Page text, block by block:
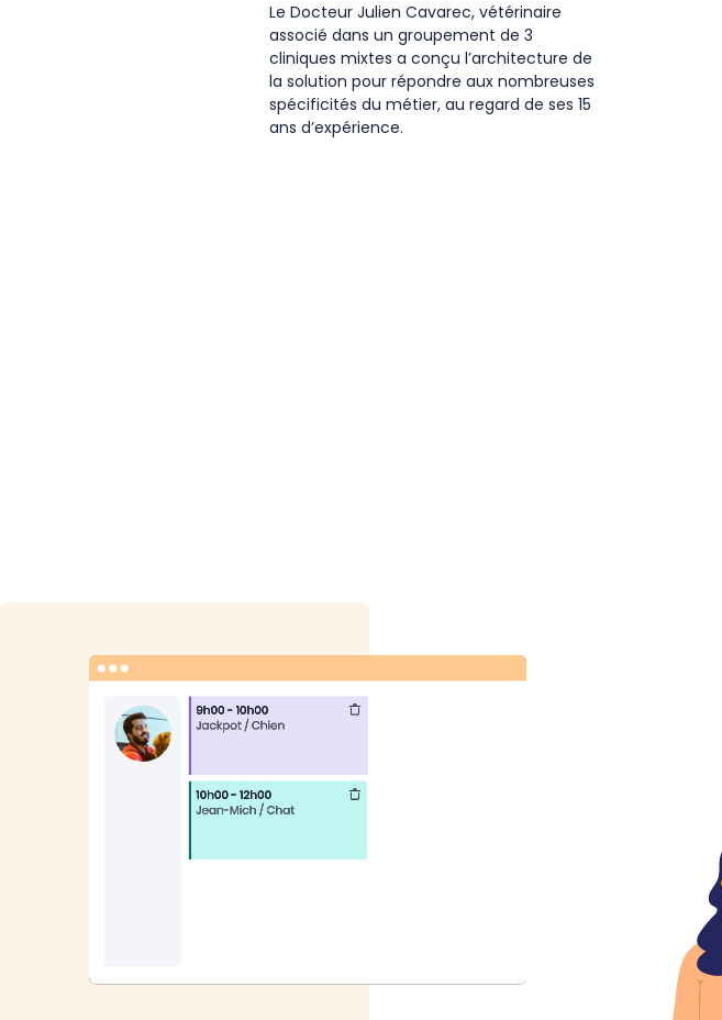
Le Docteur Julien Cavarec, vétérinaire
associé dans un groupement de 3
cliniques mixtes a conçu l’architecture de
la solution pour répondre aux nombreuses
spécificités du métier, au regard de ses 15
ans d’expérience.